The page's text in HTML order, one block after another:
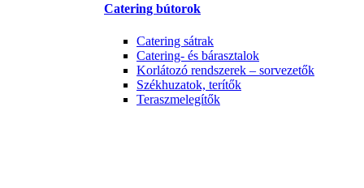
Catering bútorok
Catering sátrak
Catering- és bárasztalok
Korlátozó rendszerek – sorvezetők
Székhuzatok, terítők
Teraszmelegítők